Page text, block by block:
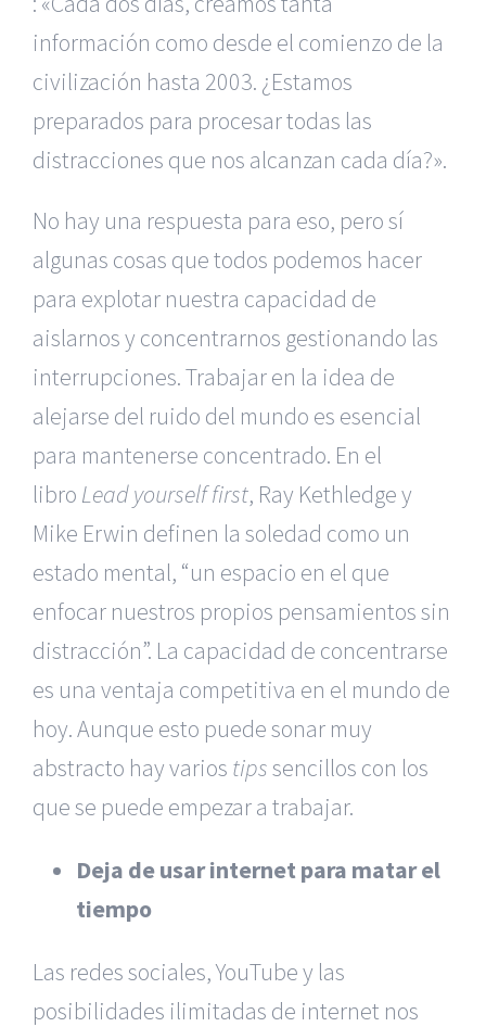
información como desde el comienzo de la
civilización hasta 2003. ¿Estamos
preparados para procesar todas las
distracciones que nos alcanzan cada día?».
No hay una respuesta para eso, pero sí
algunas cosas que todos podemos hacer
para explotar nuestra capacidad de
aislarnos y concentrarnos gestionando las
interrupciones. Trabajar en la idea de
alejarse del ruido del mundo es esencial
para mantenerse concentrado. En el
libro Lead yourself first, Ray Kethledge y
Mike Erwin definen la soledad como un
estado mental, “un espacio en el que
enfocar nuestros propios pensamientos sin
distracción”. La capacidad de concentrarse
es una ventaja competitiva en el mundo de
hoy. Aunque esto puede sonar muy
abstracto hay varios tipssencillos con los
que se puede empezar a trabajar.
Deja de usar internet para matar el
tiempo
Las redes sociales, YouTube y las
posibilidades ilimitadas de internet nos